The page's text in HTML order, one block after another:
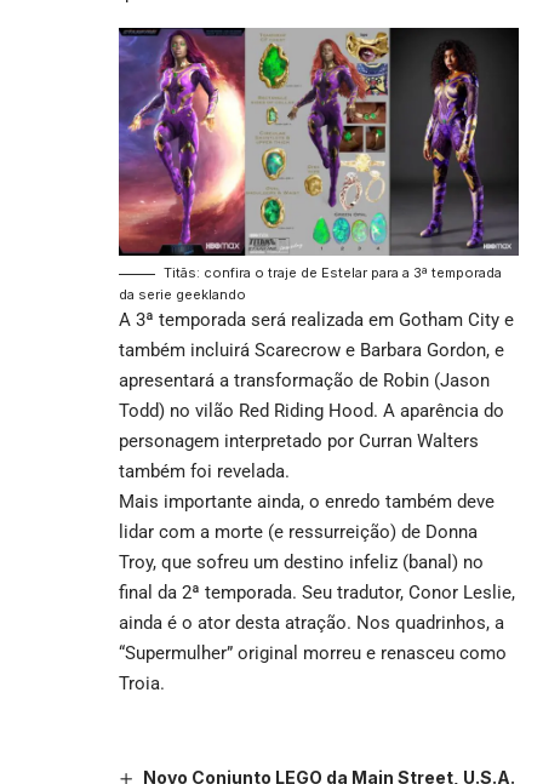
Titãs: confira o traje de Estelar para a 3ª temporada
da serie geeklando
A 3ª temporada será realizada em Gotham City e
também incluirá Scarecrow e Barbara Gordon, e
apresentará a transformação de Robin (Jason
Todd) no vilão Red Riding Hood. A aparência do
personagem interpretado por Curran Walters
também foi revelada.
Mais importante ainda, o enredo também deve
lidar com a morte (e ressurreição) de Donna
Troy, que sofreu um destino infeliz (banal) no
final da 2ª temporada. Seu tradutor, Conor Leslie,
ainda é o ator desta atração. Nos quadrinhos, a
“Supermulher” original morreu e renasceu como
Troia.
Novo Conjunto LEGO da Main Street, U.S.A.